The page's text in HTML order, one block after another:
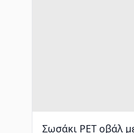
Σωσάκι PET οβάλ